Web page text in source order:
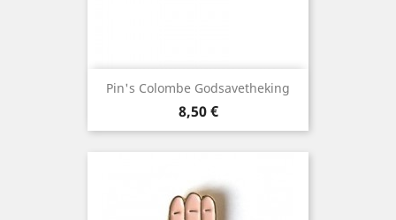
Pin's Colombe Godsavetheking
Prix
8,50 €